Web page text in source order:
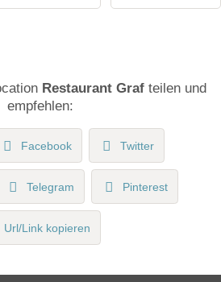
Restaurant Grafteilen und
empfehlen:
Facebook Twitter
Telegram Pinterest
Url/Link kopieren